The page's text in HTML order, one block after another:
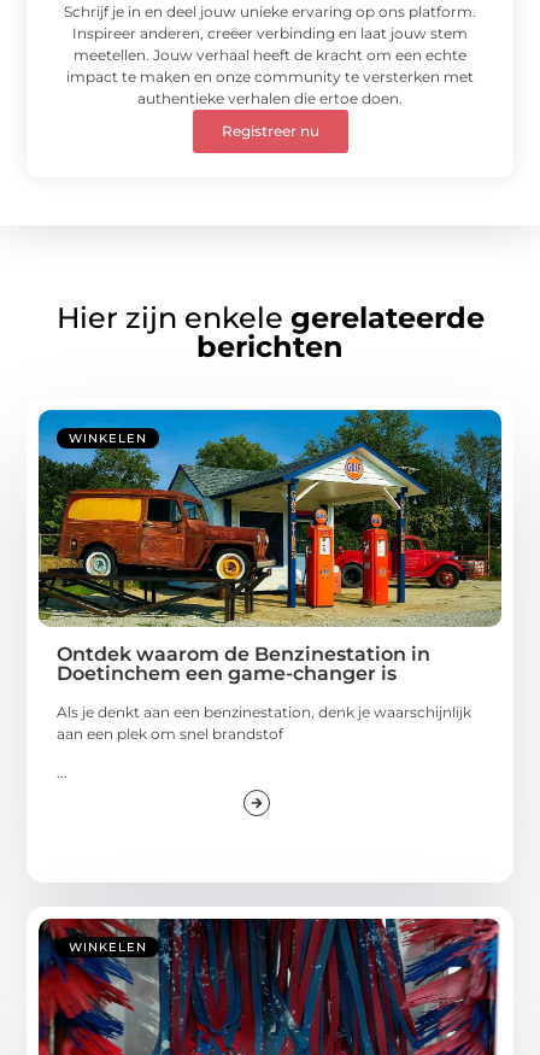
Schrijf je in en deel jouw unieke ervaring op ons platform.
Inspireer anderen, creëer verbinding en laat jouw stem
meetellen. Jouw verhaal heeft de kracht om een echte
impact te maken en onze community te versterken met
authentieke verhalen die ertoe doen.
Registreer nu
Hier zijn enkele gerelateerde
berichten
WINKELEN
Ontdek waarom de Benzinestation in
Doetinchem een game-changer is
Als je denkt aan een benzinestation, denk je waarschijnlijk
aan een plek om snel brandstof
...
WINKELEN